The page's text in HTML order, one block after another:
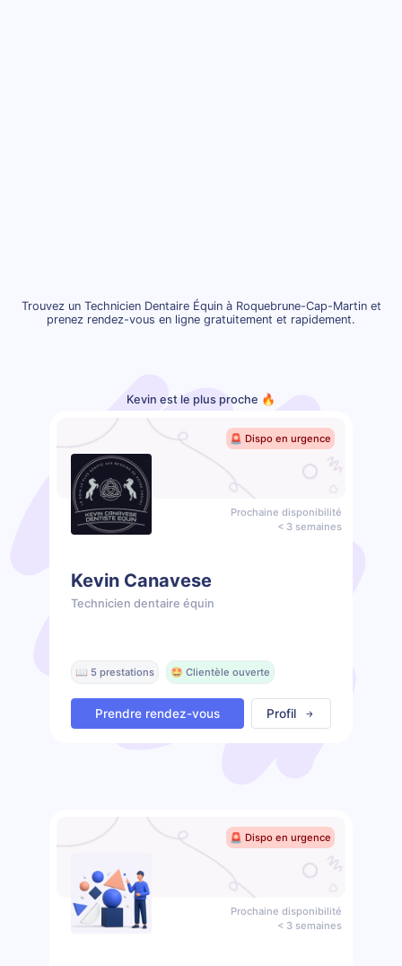
Trouvez un Technicien Dentaire Équin à Roquebrune-Cap-Martin et
prenez rendez-vous en ligne gratuitement et rapidement.
Kevin est le plus proche 🔥
🚨 Dispo en urgence
Prochaine disponibilité
< 3 semaines
Kevin Canavese
Technicien dentaire équin
📖 5 prestations 🤩 Clientèle ouverte
Prendre rendez-vous Profil
🚨 Dispo en urgence
Prochaine disponibilité
< 3 semaines